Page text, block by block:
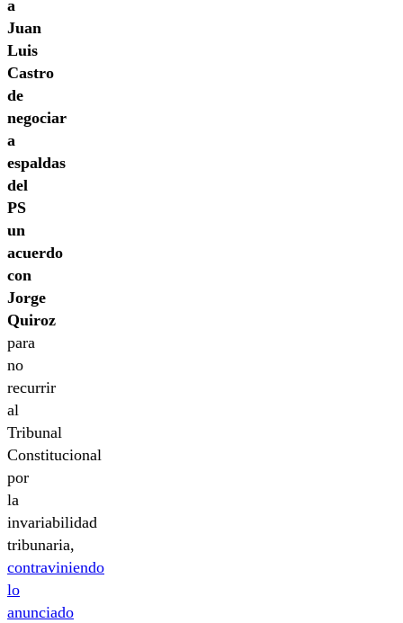
a
Juan
Luis
Castro
de
negociar
a
espaldas
del
PS
un
acuerdo
con
Jorge
Quiroz
para
no
recurrir
al
Tribunal
Constitucional
por
la
invariabilidad
tribunaria,
contraviniendo
lo
anunciado